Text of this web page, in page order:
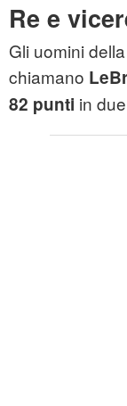
Re e
Gli uomini
chiamano
82 punti in